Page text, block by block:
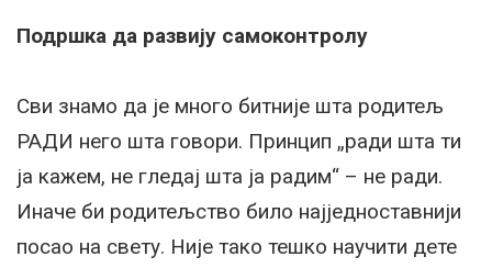
Подршка да развију самоконтролу
Сви знамо да је много битније шта родитељ
РАДИ него шта говори. Принцип „ради шта ти
ја кажем, не гледај шта ја радим“ – не ради.
Иначе би родитељство било најједноставнији
посао на свету. Није тако тешко научити дете